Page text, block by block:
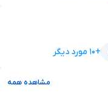
+۱۰ مورد دیگر
مشاهده همه